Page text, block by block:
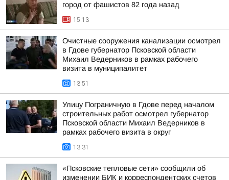
город от фашистов 82 года назад
15:13
Очистные сооружения канализации осмотрел
в Гдове губернатор Псковской области
Михаил Ведерников в рамках рабочего
визита в муниципалитет
13:51
Улицу Пограничную в Гдове перед началом
строительных работ осмотрел губернатор
Псковской области Михаил Ведерников в
рамках рабочего визита в округ
13:31
«Псковские тепловые сети» сообщили об
изменении БИК и корреспондентских счетов